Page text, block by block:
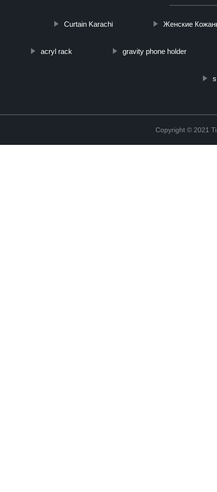
Curtain Karachi Женские
acryl rack gravity phone holder
Copyright © 2021